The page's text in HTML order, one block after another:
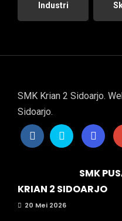
Industri
SMK Krian 2 Sidoarjo.
Sidoarjo.
SMK
KRIAN 2 SIDOARJO
20 Mei 2026